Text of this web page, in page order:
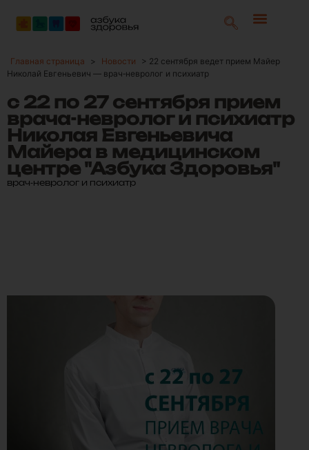
Главная страница > Новости > 22 сентября ведет прием Майер
Николай Евгеньевич — врач‑невролог и психиатр
с 22 по 27 сентября прием
врача-невролог и психиатр
Николая Евгеньевича
Майера в медицинском
центре "Азбука Здоровья"
врач‑невролог и психиатр